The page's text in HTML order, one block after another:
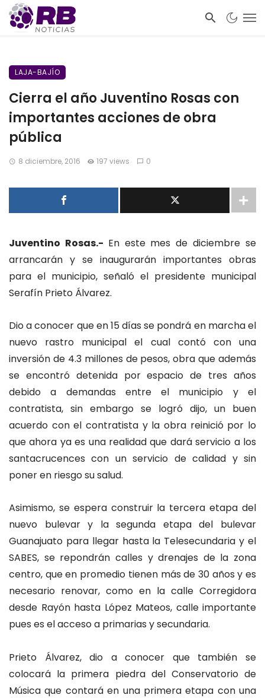
LAJA-BAJÍO
Cierra el año Juventino Rosas con
importantes acciones de obra
pública
8 diciembre, 2016 197 views 0
Juventino Rosas.- En este mes de diciembre se
arrancarán y se inaugurarán importantes obras
para el municipio, señaló el presidente municipal
Serafín Prieto Álvarez.
Dio a conocer que en 15 días se pondrá en marcha el
nuevo rastro municipal el cual contó con una
inversión de 4.3 millones de pesos, obra que además
se encontró detenida por espacio de tres años
debido a demandas entre el municipio y el
contratista, sin embargo se logró dijo, un buen
acuerdo con el contratista y la obra reinició por lo
que ahora ya es una realidad que dará servicio a los
santacrucences con un servicio de calidad y sin
poner en riesgo su salud.
Asimismo, se espera construir la tercera etapa del
nuevo bulevar y la segunda etapa del bulevar
Guanajuato para llegar hasta la Telesecundaria y el
SABES, se repondrán calles y drenajes de la zona
centro, que en promedio tienen más de 30 años y es
necesario renovar, como en la calle Corregidora
desde Rayón hasta López Mateos, calle importante
pues es el acceso a primarias y secundaria.
Prieto Álvarez, dio a conocer que también se
colocará la primera piedra del Conservatorio de
Música que contará en una primera etapa con una